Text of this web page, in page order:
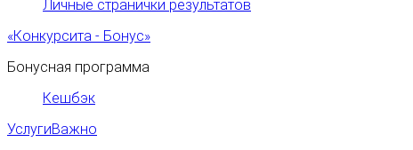
Личные странички результатов
«Конкурсита - Бонус»
Бонусная программа
Кешбэк
УслугиВажно